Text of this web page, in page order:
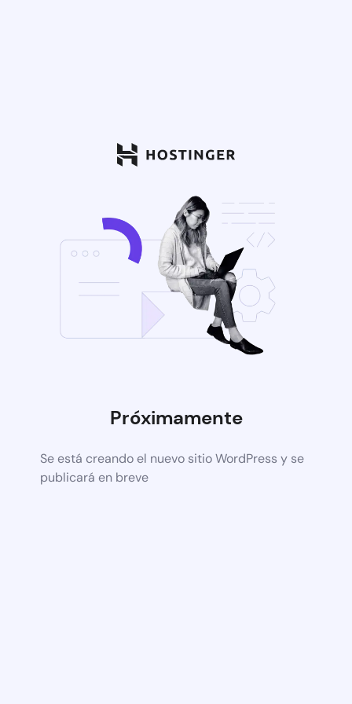
Próximamente
Se está creando el nuevo sitio WordPress y se
publicará en breve